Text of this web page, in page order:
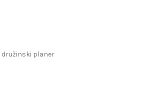
družinski planer